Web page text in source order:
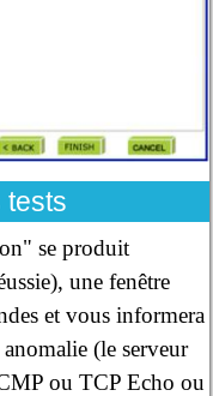
tests
se produit
une fenêtre
et vous informera
(le serveur
ou TCP Echo ou